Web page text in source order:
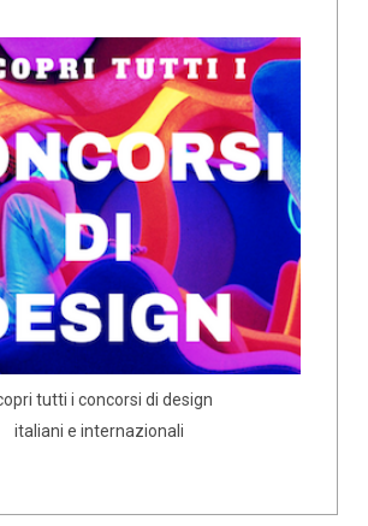
tutti i concorsi di design
italiani e internazionali